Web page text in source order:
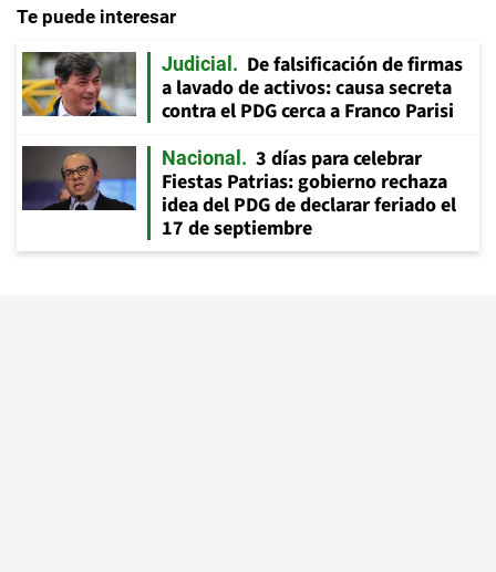
Te puede interesar
Judicial
De falsificación de firmas
a lavado de activos: causa secreta
contra el PDG cerca a Franco Parisi
Nacional
3 días para celebrar
Fiestas Patrias: gobierno rechaza
idea del PDG de declarar feriado el
17 de septiembre